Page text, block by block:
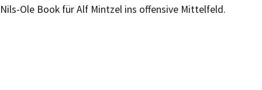
Nils-Ole Book für Alf Mintzel ins offensive Mittelfeld.